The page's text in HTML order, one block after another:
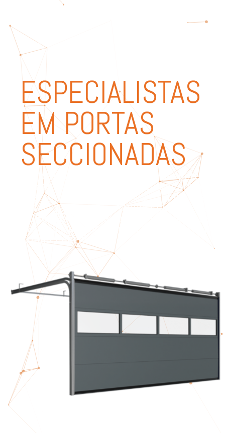
ESPECIALISTAS
EM PORTAS
SECCIONADAS
Especialistas na fabricação de portas
seccionadas residenciais e industriais,
desenvolvemos soluções eficientes
para qualquer necessidade. Na
DOORGATE® , cada porta é projetada
para garantir desempenho superior e
máxima fiabilidade.